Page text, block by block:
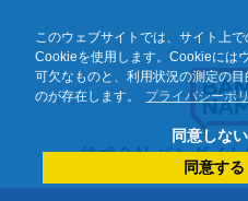
このウェブサイトでは、サイト上
Cookieを使用します。Cookieには
可欠なものと、利用状況の測定の
のが存在します。
プライバシーポ
同意しない
同意する